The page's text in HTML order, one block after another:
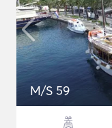
M/S 59